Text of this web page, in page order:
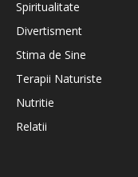
Spiritualitate
Divertisment
Stima de Sine
Terapii Naturiste
Nutritie
Relatii